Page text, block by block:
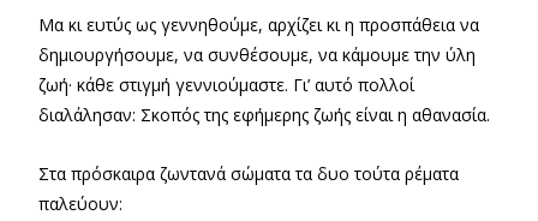
Μα κι ευτύς ως γεννηθούμε, αρχίζει κι η προσπάθεια να
δημιουργήσουμε, να συνθέσουμε, να κάμουμε την ύλη
ζωή· κάθε στιγμή γεννιούμαστε. Γι’ αυτό πολλοί
διαλάλησαν: Σκοπός της εφήμερης ζωής είναι η αθανασία.
Στα πρόσκαιρα ζωντανά σώματα τα δυο τούτα ρέματα
παλεύουν: